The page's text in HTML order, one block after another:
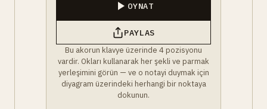
OYNAT
PAYLAS
Bu akorun klavye üzerinde 4 pozisyonu
vardir. Okları kullanarak her şekli ve parmak
yerleşimini görün — ve o notayi duymak için
diyagram üzerindeki herhangi bir noktaya
dokunun.